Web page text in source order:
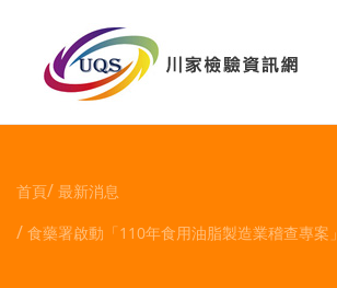
首頁 最新消息
食藥署啟動「110年食用油脂製造業稽查專案」